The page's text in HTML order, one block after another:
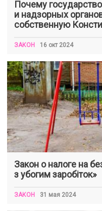
Почему
и надзорных
собственную
ЗАКОН 16 окт 2024
Закон о налоге на
з убогим заробіток»
ЗАКОН 31 мая 2024